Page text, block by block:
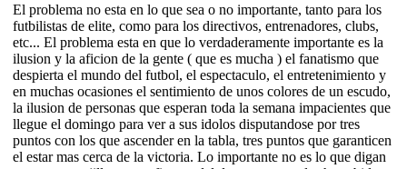
El problema no esta en lo que sea o no importante, tanto para los
futbilistas de elite, como para los directivos, entrenadores, clubs,
etc... El problema esta en que lo verdaderamente importante es la
ilusion y la aficion de la gente ( que es mucha ) el fanatismo que
despierta el mundo del futbol, el espectaculo, el entretenimiento y
en muchas ocasiones el sentimiento de unos colores de un escudo,
la ilusion de personas que esperan toda la semana impacientes que
llegue el domingo para ver a sus idolos disputandose por tres
puntos con los que ascender en la tabla, tres puntos que garanticen
el estar mas cerca de la victoria. Lo importante no es lo que digan